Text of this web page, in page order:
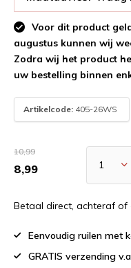
Voor dit product
augustus kunnen wij
Zodra wij het product
uw bestelling binnen
Artikelcode: 405-26WS
10,99
8,99
Betaal direct, achteraf of
Eenvoudig ruilen met
GRATIS verzending